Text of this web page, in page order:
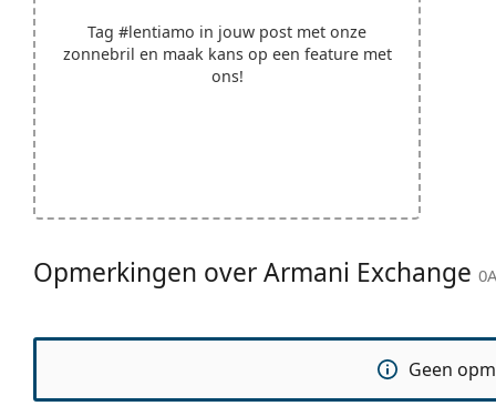
Tag #lentiamo in jouw post met onze
zonnebril en maak kans op een feature met
ons!
Opmerkingen over Armani Exchange
Geen